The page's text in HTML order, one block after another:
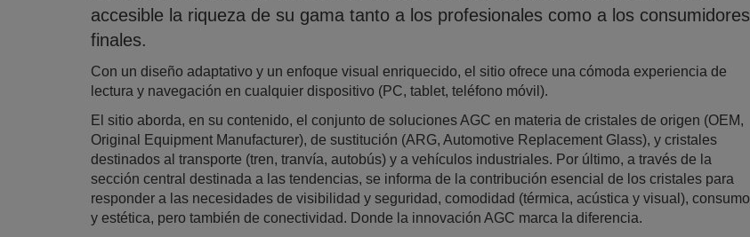
accesible la riqueza de su gama tanto a los profesionales como a los consumidores
finales.
Con un diseño adaptativo y un enfoque visual enriquecido, el sitio ofrece una cómoda experiencia de
lectura y navegación en cualquier dispositivo (PC, tablet, teléfono móvil).
El sitio aborda, en su contenido, el conjunto de soluciones AGC en materia de cristales de origen (OEM,
Original Equipment Manufacturer), de sustitución (ARG, Automotive Replacement Glass), y cristales
destinados al transporte (tren, tranvía, autobús) y a vehículos industriales. Por último, a través de la
sección central destinada a las tendencias, se informa de la contribución esencial de los cristales para
responder a las necesidades de visibilidad y seguridad, comodidad (térmica, acústica y visual), consumo
y estética, pero también de conectividad. Donde la innovación AGC marca la diferencia.